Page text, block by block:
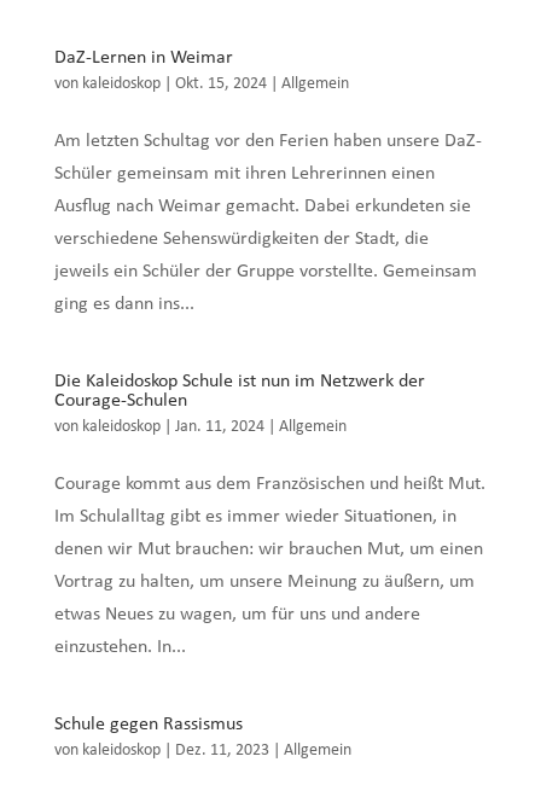
DaZ-Lernen in Weimar
von kaleidoskop| Okt. 15, 2024| Allgemein
Am letzten Schultag vor den Ferien haben unsere DaZ-
Schüler gemeinsam mit ihren Lehrerinnen einen
Ausflug nach Weimar gemacht. Dabei erkundeten sie
verschiedene Sehenswürdigkeiten der Stadt, die
jeweils ein Schüler der Gruppe vorstellte. Gemeinsam
ging es dann ins...
Die Kaleidoskop Schule ist nun im Netzwerk der
Courage-Schulen
von kaleidoskop| Jan. 11, 2024| Allgemein
Courage kommt aus dem Französischen und heißt Mut.
Im Schulalltag gibt es immer wieder Situationen, in
denen wir Mut brauchen: wir brauchen Mut, um einen
Vortrag zu halten, um unsere Meinung zu äußern, um
etwas Neues zu wagen, um für uns und andere
einzustehen. In...
Schule gegen Rassismus
von kaleidoskop| Dez. 11, 2023| Allgemein